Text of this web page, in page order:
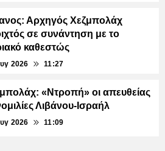
Αρχηγός Χεζμπολάχ
σε συνάντηση με το
καθεστώς
2026 11:27
«Ντροπή» οι απευθείας
Λιβάνου-Ισραήλ
2026 11:09